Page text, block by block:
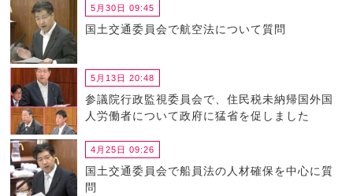
5月30日 09:45
国土交通委員会で航空法について質問
5月13日 20:48
参議院行政監視委員会で、住民税未納帰国外国
人労働者について政府に猛省を促しました
4月25日 09:26
国土交通委員会で船員法の人材確保を中心に質
問